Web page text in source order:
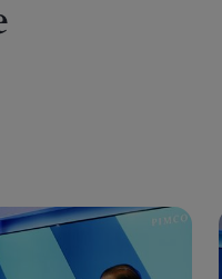
Use the previous and next